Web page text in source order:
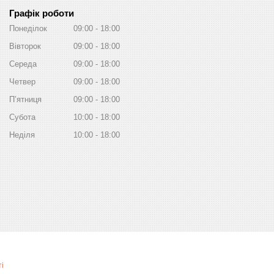
Графік роботи
Понеділок 09:00
18:00
Вівторок
09:00
18:00
Середа
09:00
18:00
Четвер
09:00
18:00
Пʼятниця
09:00
18:00
Субота
10:00
18:00
Неділя
10:00 18:00